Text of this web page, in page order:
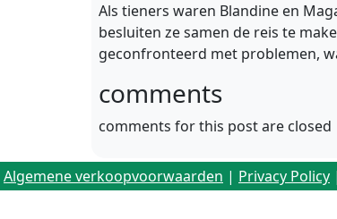
Als tieners waren Blandine en
besluiten ze samen de reis te
geconfronteerd met problemen,
comments
comments for this post are closed
Algemene verkoopvoorwaarden | Privacy Policy